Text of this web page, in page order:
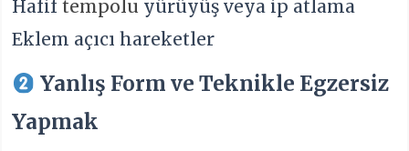
Hafiftempolu yürüyüş veya ip atlama
Eklem açıcı hareketler
Yanlış Form ve Teknikle Egzersiz
Yapmak